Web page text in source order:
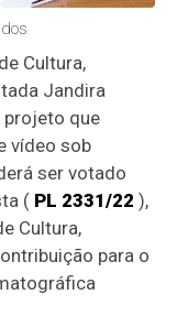
Cultura,
Jandira
projeto que
vídeo sob
ser votado
( PL 2331/22 ),
Cultura,
para o